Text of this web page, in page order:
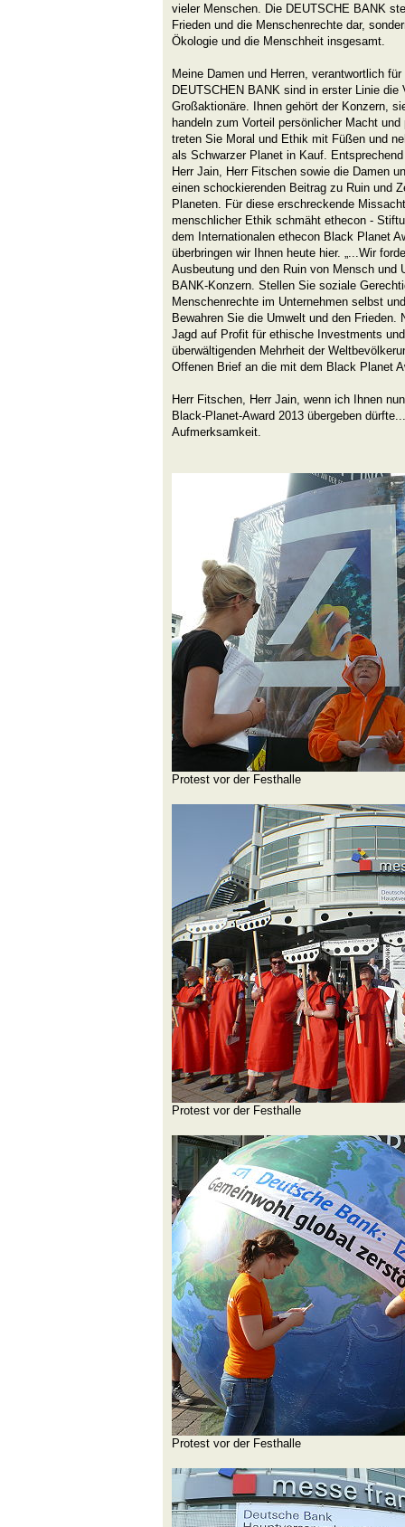
vieler Menschen. Die DEUTSCHE BANK
Frieden und die Menschenrechte dar,
Ökologie und die Menschheit insgesamt.
Meine Damen und Herren, verantwortlich
DEUTSCHEN BANK sind in erster Linie die
Großaktionäre. Ihnen gehört der Konzern,
handeln zum Vorteil persönlicher Macht
treten Sie Moral und Ethik mit Füßen und
als Schwarzer Planet in Kauf.
Herr Jain, Herr Fitschen sowie die Damen
einen schockierenden Beitrag zu Ruin und
Planeten. Für diese erschreckende
menschlicher Ethik schmäht ethecon -
dem Internationalen ethecon Black Planet
überbringen wir Ihnen heute hier. „...Wir
Ausbeutung und den Ruin von Mensch und
BANK-Konzern. Stellen Sie soziale
Menschenrechte im Unternehmen selbst
Bewahren Sie die Umwelt und den
Jagd auf Profit für ethische Investments
überwältigenden Mehrheit der
Offenen Brief an die mit dem Black Planet
Herr Fitschen, Herr Jain, wenn ich Ihnen
Black-Planet-Award 2013 übergeben
Aufmerksamkeit.
Protest vor der Festhalle
Protest vor der Festhalle
Protest vor der Festhalle